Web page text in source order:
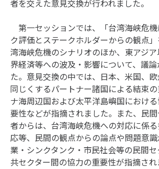
者を交えた意見交換が行われました。
第一セッションでは、「台湾海峡危
ク評価とステークホルダーからの観点
湾海峡危機のシナリオのほか、東アジ
界経済等への波及・影響について、議
た。意見交換の中では、日本、米国、
同じくするパートナー諸国による結束
ナ海周辺国および太平洋島嶼国におけ
要性などが指摘されました。また、民
者からは、台湾海峡危機への対応に係
応等、民間の観点からの論点や問題意
業・シンクタンク・市民社会等の民間
共セクター間の協力の重要性が指摘され